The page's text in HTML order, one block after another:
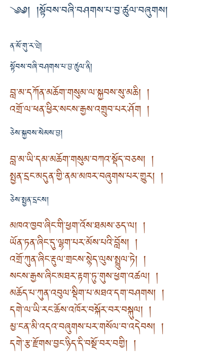
༄༅། །སྟོབས་བཞི་བཤགས་པ་བྱ་ཚུལ་བཞུགས།
ན་མོ་གུ་ར་ཝེ།
སྟོབས་བཞི་བཤགས་པ་བྱ་ཚུལ་ནི།
བླ་མ་དཀོན་མཆོག་གསུམ་ལ་སྐྱབས་སུ་མཆི། །
འགྲོ་ལ་ཕན་ཕྱིར་སངས་རྒྱས་འགྲུབ་པར་ཤོག །
ཅེས་སྐྱབས་སེམས་བྱ།
བླ་མ་ཡི་དམ་མཆོག་གསུམ་བཀའ་སྡོད་བཅས། །
སྤྱན་དྲང་མདུན་གྱི་ནམ་མཁར་བཞུགས་པར་གྱུར། །
ཅེས་སྤྱན་དྲངས།
མཁའ་ཁྱབ་ཞིང་གི་ཕྱག་འོས་ཐམས་ཅད་ལ། །
ཡོན་ཏན་ཞིང་དུ་ལྷག་པར་མོས་པའི་བློས། །
འགྲོ་ཀུན་ཞིང་རྡུལ་གྲངས་སྙེད་ལུས་སྤྲུལ་ཏེ། །
སངས་རྒྱས་ཞིང་མཐར་རྟག་ཏུ་གུས་ཕྱག་འཚལ། །
མཆོད་པ་ཀུན་འབུལ་སྡིག་པ་མཐའ་དག་བཤགས། །
དགེ་ལ་ཡི་རང་ཆོས་འཁོར་བསྐོར་བར་བསྐུལ། །
མྱ་ངན་མི་འདའ་བཞུགས་པར་གསོལ་བ་འདེབས། །
དགེ་རྩ་རྫོགས་བྱང་ཉིད་དི་བསྔོ་བར་བགྱི། །